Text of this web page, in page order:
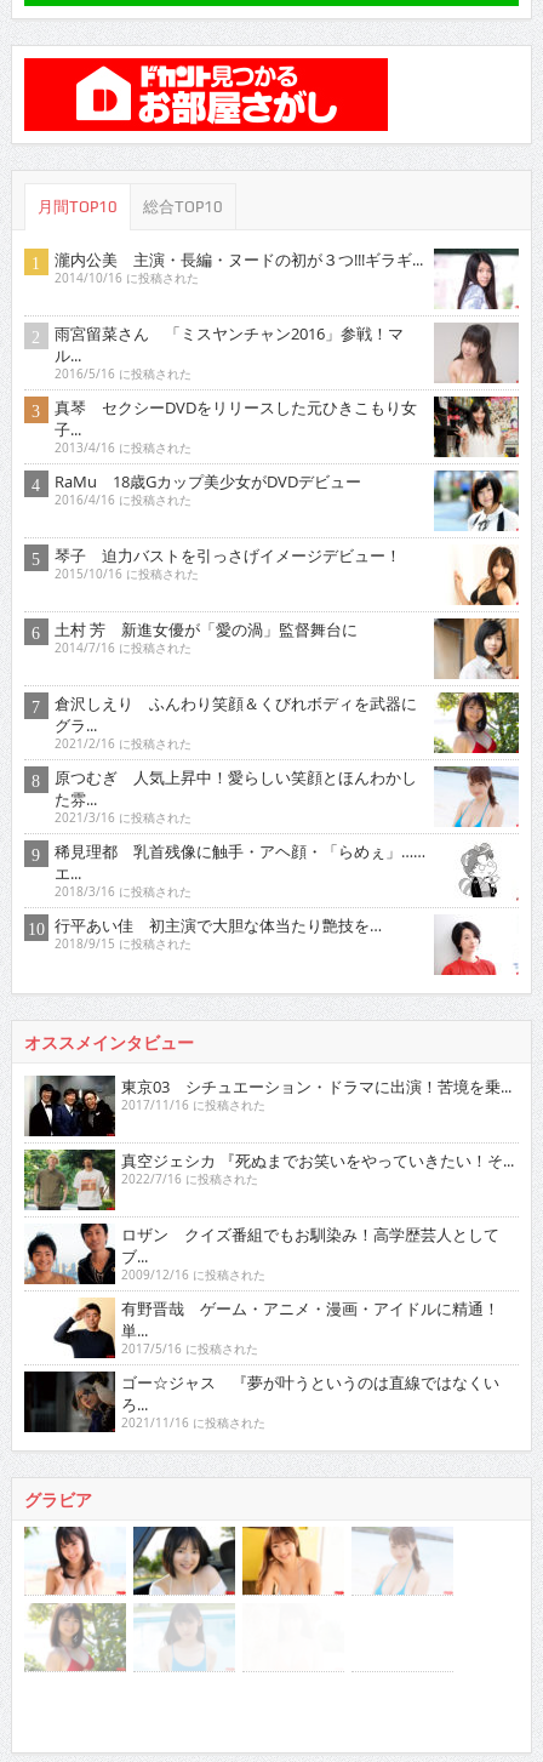
月間TOP10 総合TOP10
瀧内公美 主演・長編・ヌードの初が３つ!!!ギラギ...
2014/10/16 に投稿された
雨宮留菜さん 「ミスヤンチャン2016」参戦！マ
ル...
2016/5/16 に投稿された
真琴 セクシーDVDをリリースした元ひきこもり女
子...
2013/4/16 に投稿された
RaMu 18歳Gカップ美少女がDVDデビュー
2016/4/16 に投稿された
琴子 迫力バストを引っさげイメージデビュー！
2015/10/16 に投稿された
土村 芳 新進女優が「愛の渦」監督舞台に
2014/7/16 に投稿された
倉沢しえり ふんわり笑顔＆くびれボディを武器に
グラ...
2021/2/16 に投稿された
原つむぎ 人気上昇中！愛らしい笑顔とほんわかし
た雰...
2021/3/16 に投稿された
稀見理都 乳首残像に触手・アヘ顔・「らめぇ」……
エ...
2018/3/16 に投稿された
行平あい佳 初主演で大胆な体当たり艶技を…
2018/9/15 に投稿された
オススメインタビュー
東京03 シチュエーション・ドラマに出演！苦境を乗...
2017/11/16 に投稿された
真空ジェシカ 『死ぬまでお笑いをやっていきたい！そ...
2022/7/16 に投稿された
ロザン クイズ番組でもお馴染み！高学歴芸人として
ブ...
2009/12/16 に投稿された
有野晋哉 ゲーム・アニメ・漫画・アイドルに精通！
単...
2017/5/16 に投稿された
ゴー☆ジャス 『夢が叶うというのは直線ではなくい
ろ...
2021/11/16 に投稿された
グラビア